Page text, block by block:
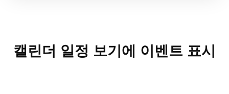
캘린더 일정 보기에 이벤트 표시